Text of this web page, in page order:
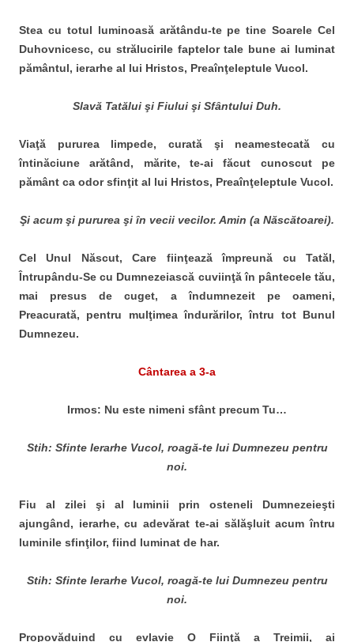
Stea cu totul luminoasă arătându-te pe tine Soarele Cel
Duhovnicesc, cu strălucirile faptelor tale bune ai luminat
pământul, ierarhe al lui Hristos, Preaînţeleptule Vucol.
Slavă Tatălui şi Fiului şi Sfântului Duh.
Viaţă pururea limpede, curată şi neamestecată cu
întinăciune arătând, mărite, te-ai făcut cunoscut pe
pământ ca odor sfinţit al lui Hristos, Preaînţeleptule Vucol.
Şi acum şi pururea şi în vecii vecilor. Amin (a Născătoarei).
Cel Unul Născut, Care fiinţează împreună cu Tatăl,
Întrupându-Se cu Dumnezeiască cuviinţă în pântecele tău,
mai presus de cuget, a îndumnezeit pe oameni,
Preacurată, pentru mulţimea îndurărilor, întru tot Bunul
Dumnezeu.
Cântarea a 3-a
Irmos: Nu este nimeni sfânt precum Tu…
Stih: Sfinte Ierarhe Vucol, roagă-te lui Dumnezeu pentru
noi.
Fiu al zilei şi al luminii prin osteneli Dumnezeieşti
ajungând, ierarhe, cu adevărat te-ai sălăşluit acum întru
luminile sfinţilor, fiind luminat de har.
Stih: Sfinte Ierarhe Vucol, roagă-te lui Dumnezeu pentru
noi.
Propovăduind cu evlavie O Fiinţă a Treimii, ai